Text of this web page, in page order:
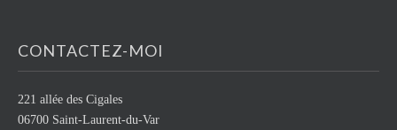
CONTACTEZ-MOI
221 allée des Cigales
06700 Saint-Laurent-du-Var